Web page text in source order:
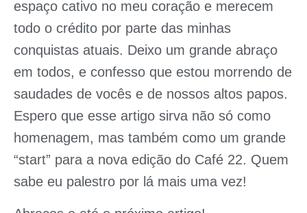
espaço cativo no meu coração e merecem
todo o crédito por parte das minhas
conquistas atuais. Deixo um grande abraço
em todos, e confesso que estou morrendo de
saudades de vocês e de nossos altos papos.
Espero que esse artigo sirva não só como
homenagem, mas também como um grande
“start” para a nova edição do Café 22. Quem
sabe eu palestro por lá mais uma vez!